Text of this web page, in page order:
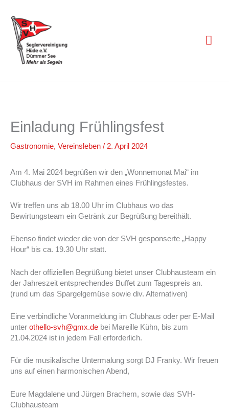
Inhalt
springen
Einladung Frühlingsfest
Gastronomie, Vereinsleben / 2. April 2024
Am 4. Mai 2024 begrüßen wir den „Wonnemonat Mai“ im
Clubhaus der SVH im Rahmen eines Frühlingsfestes.
Wir treffen uns ab 18.00 Uhr im Clubhaus wo das
Bewirtungsteam ein Getränk zur Begrüßung bereithält.
Ebenso findet wieder die von der SVH gesponserte „Happy
Hour“ bis ca. 19.30 Uhr statt.
Nach der offiziellen Begrüßung bietet unser Clubhausteam ein
der Jahreszeit entsprechendes Buffet zum Tagespreis an.
(rund um das Spargelgemüse sowie div. Alternativen)
Eine verbindliche Voranmeldung im Clubhaus oder per E-Mail
unter othello-svh@gmx.de bei Mareille Kühn, bis zum
21.04.2024 ist in jedem Fall erforderlich.
Für die musikalische Untermalung sorgt DJ Franky. Wir freuen
uns auf einen harmonischen Abend,
Eure Magdalene und Jürgen Brachem, sowie das SVH-
Clubhausteam